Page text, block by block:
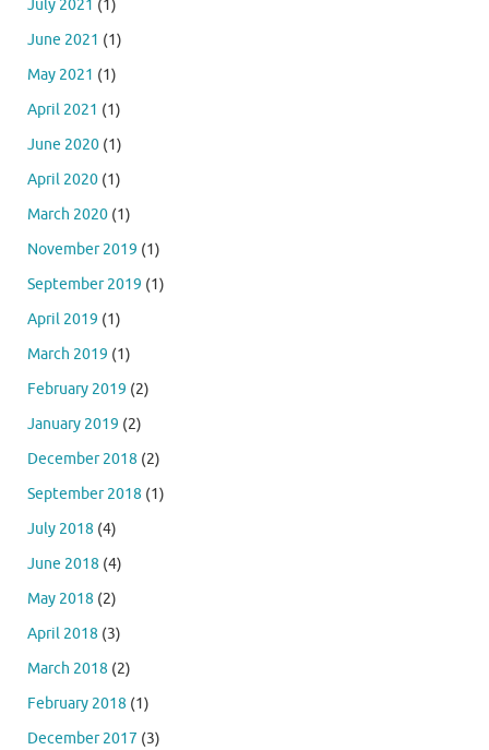
July 2021 (1)
June 2021 (1)
May 2021 (1)
April 2021 (1)
June 2020 (1)
April 2020 (1)
March 2020 (1)
November 2019 (1)
September 2019 (1)
April 2019 (1)
March 2019 (1)
February 2019 (2)
January 2019 (2)
December 2018 (2)
September 2018 (1)
July 2018 (4)
June 2018 (4)
May 2018 (2)
April 2018 (3)
March 2018 (2)
February 2018 (1)
December 2017 (3)